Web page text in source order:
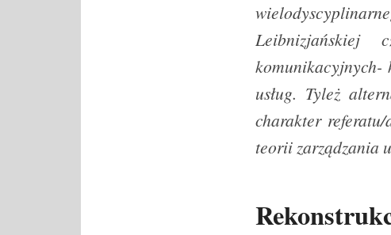
Leibnizjańskiej
usług. Tyleż
charakter
teorii zarządzania